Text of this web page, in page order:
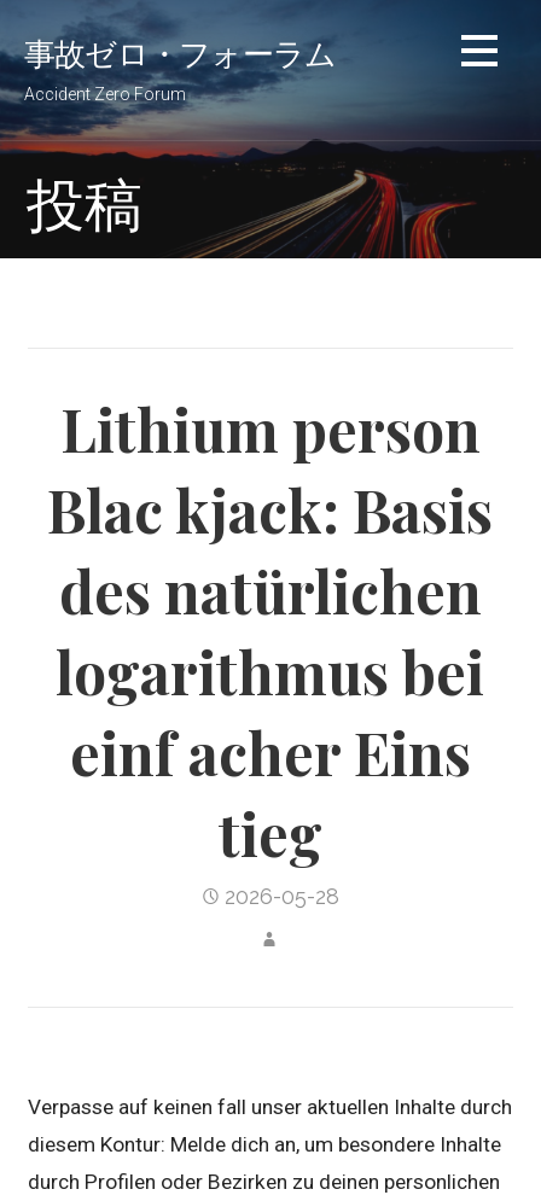
ン
ツ
事故ゼロ・フォーラム
Accident Zero Forum
投稿
Lithium person
Blac kjack: Basis
des natürlichen
logarithmus bei
einf acher Eins
tieg
2026-05-28
Verpasse auf keinen fall unser aktuellen Inhalte durch
diesem Kontur: Melde dich an, um besondere Inhalte
durch Profilen oder Bezirken zu deinen personlichen